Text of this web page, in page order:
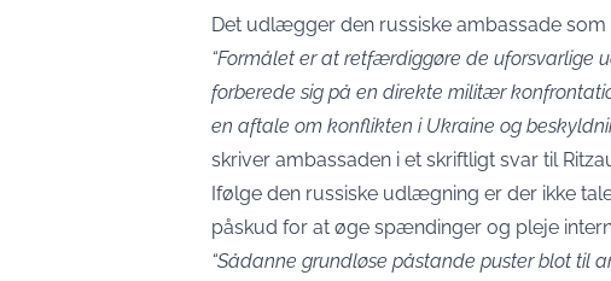
Det udlægger den russiske ambassade
“Formålet er at retfærdiggøre de uforsvarlige
forberede sig på en direkte militær
en aftale om konflikten i Ukraine og
skriver ambassaden i et skriftligt svar til
Ifølge den russiske udlægning er der ikke
påskud for at øge spændinger og pleje
“Sådanne grundløse påstande puster blot til